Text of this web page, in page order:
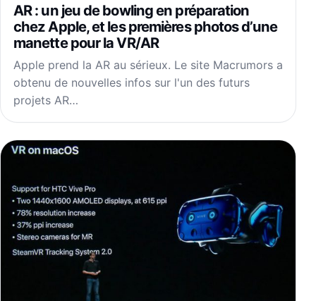
AR : un jeu de bowling en préparation
chez Apple, et les premières photos d’une
manette pour la VR/AR
Apple prend la AR au sérieux. Le site Macrumors a
obtenu de nouvelles infos sur l'un des futurs
projets AR…